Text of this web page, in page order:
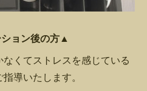
ョン後の方▲
くてストレスを感じている
導いたします。